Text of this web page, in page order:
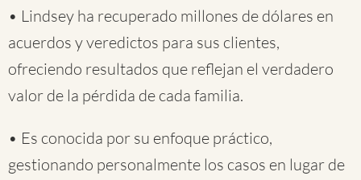
• Lindsey ha recuperado millones de dólares en
acuerdos y veredictos para sus clientes,
ofreciendo resultados que reflejan el verdadero
valor de la pérdida de cada familia.
• Es conocida por su enfoque práctico,
gestionando personalmente los casos en lugar de